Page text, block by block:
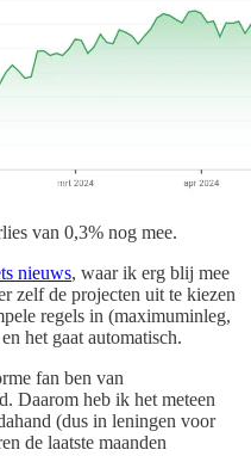
van 0,3% nog mee.
nieuws, waar ik erg blij mee
zelf de projecten uit te kiezen
regels in (maximuminleg,
het gaat automatisch.
fan ben van
Daarom heb ik het meteen
(dus in leningen voor
de laatste maanden